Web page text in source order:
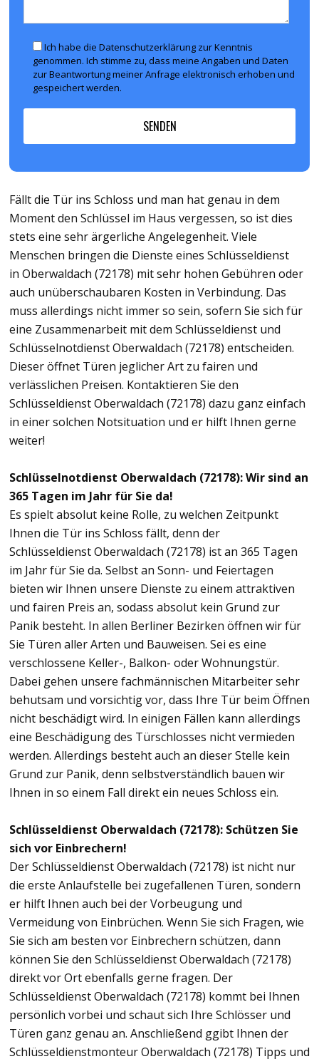
Ich habe die Datenschutzerklärung zur Kenntnis
genommen. Ich stimme zu, dass meine Angaben und Daten
zur Beantwortung meiner Anfrage elektronisch erhoben und
gespeichert werden.
Fällt die Tür ins Schloss und man hat genau in dem
Moment den Schlüssel im Haus vergessen, so ist dies
stets eine sehr ärgerliche Angelegenheit. Viele
Menschen bringen die Dienste eines Schlüsseldienst
in Oberwaldach (72178) mit sehr hohen Gebühren oder
auch unüberschaubaren Kosten in Verbindung. Das
muss allerdings nicht immer so sein, sofern Sie sich für
eine Zusammenarbeit mit dem Schlüsseldienst und
Schlüsselnotdienst Oberwaldach (72178) entscheiden.
Dieser öffnet Türen jeglicher Art zu fairen und
verlässlichen Preisen. Kontaktieren Sie den
Schlüsseldienst Oberwaldach (72178) dazu ganz einfach
in einer solchen Notsituation und er hilft Ihnen gerne
weiter!
Schlüsselnotdienst Oberwaldach (72178): Wir sind an
365 Tagen im Jahr für Sie da!
Es spielt absolut keine Rolle, zu welchen Zeitpunkt
Ihnen die Tür ins Schloss fällt, denn der
Schlüsseldienst Oberwaldach (72178) ist an 365 Tagen
im Jahr für Sie da. Selbst an Sonn- und Feiertagen
bieten wir Ihnen unsere Dienste zu einem attraktiven
und fairen Preis an, sodass absolut kein Grund zur
Panik besteht. In allen Berliner Bezirken öffnen wir für
Sie Türen aller Arten und Bauweisen. Sei es eine
verschlossene Keller-, Balkon- oder Wohnungstür.
Dabei gehen unsere fachmännischen Mitarbeiter sehr
behutsam und vorsichtig vor, dass Ihre Tür beim Öffnen
nicht beschädigt wird. In einigen Fällen kann allerdings
eine Beschädigung des Türschlosses nicht vermieden
werden. Allerdings besteht auch an dieser Stelle kein
Grund zur Panik, denn selbstverständlich bauen wir
Ihnen in so einem Fall direkt ein neues Schloss ein.
Schlüsseldienst Oberwaldach (72178): Schützen Sie
sich vor Einbrechern!
Der Schlüsseldienst Oberwaldach (72178) ist nicht nur
die erste Anlaufstelle bei zugefallenen Türen, sondern
er hilft Ihnen auch bei der Vorbeugung und
Vermeidung von Einbrüchen. Wenn Sie sich Fragen, wie
Sie sich am besten vor Einbrechern schützen, dann
können Sie den Schlüsseldienst Oberwaldach (72178)
direkt vor Ort ebenfalls gerne fragen. Der
Schlüsseldienst Oberwaldach (72178) kommt bei Ihnen
persönlich vorbei und schaut sich Ihre Schlösser und
Türen ganz genau an. Anschließend ggibt Ihnen der
Schlüsseldienstmonteur Oberwaldach (72178) Tipps und